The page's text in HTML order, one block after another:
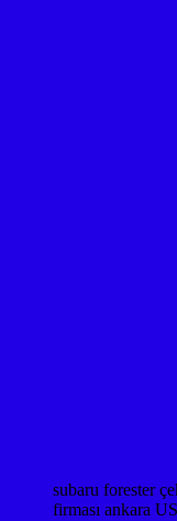
subaru forester
firması ankara